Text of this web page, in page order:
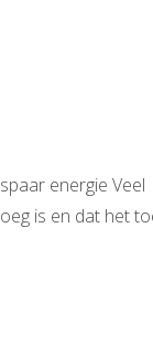
energie Veel
is en dat het